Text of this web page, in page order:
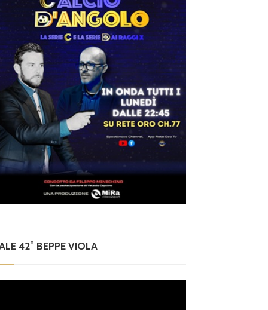
42° BEPPE VIOLA